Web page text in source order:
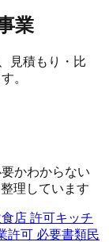
業
見積もり・比
。
かわからない
理しています
店 許可キッチ
許可 必要書類民